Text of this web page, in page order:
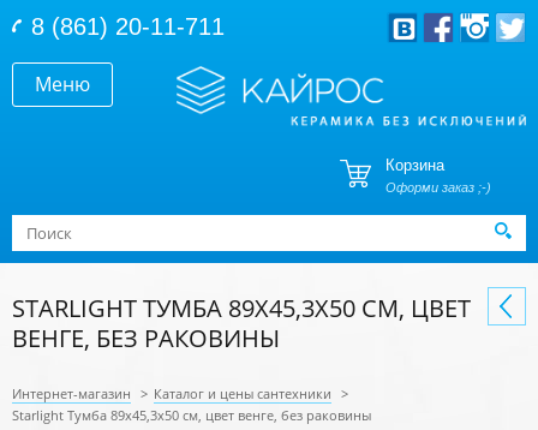
Меню
8 (861) 20-11-711
Корзина
Оформи заказ ;-)
Форма поиска
Поиск
STARLIGHT ТУМБА 89X45,3X50 СМ, ЦВЕТ
ВЕНГЕ, БЕЗ РАКОВИНЫ
Интернет-магазин > Каталог и цены сантехники >
Starlight Тумба 89x45,3x50 см, цвет венге, без раковины